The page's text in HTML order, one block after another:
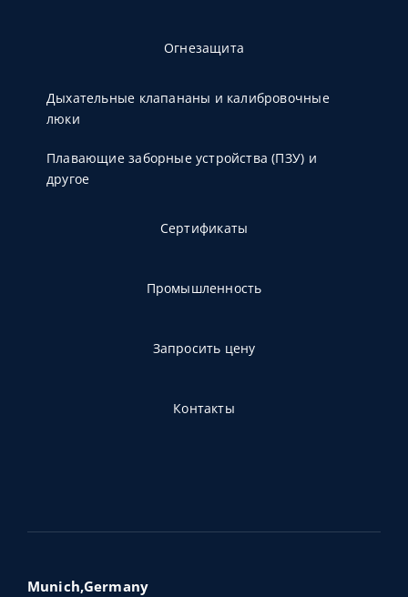
Огнезащита
Дыхательные клапананы и калибровочные
люки
Плавающие заборные устройства (ПЗУ) и
другое
Сертификаты
Промышленность
Запросить цену
Контакты
Munich,Germany